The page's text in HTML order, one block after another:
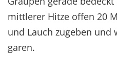
mittlerer Hitze offen 20
und Lauch zugeben und
garen.